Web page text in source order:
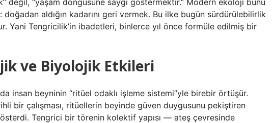
değil, “yaşam döngüsüne saygı göstermektir.” Modern ekoloji bunu
doğadan aldığın kadarını geri vermek. Bu ilke bugün sürdürülebilirlik
Yani Tengricilik’in ibadetleri, binlerce yıl önce formüle edilmiş bir
ve Biyolojik Etkileri
insan beyninin “ritüel odaklı işleme sistemi”yle birebir örtüşür.
bir çalışması, ritüellerin beyinde güven duygusunu pekiştiren
Tengrici bir törenin kolektif yapısı — ateş çevresinde